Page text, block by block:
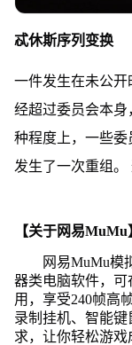
忒休斯序列变换
一件发生在未公
经超过委员会本
种程度上，一些
发生了一次重组。
【关于网易MuMu
网易MuMu模
器类电脑软件，
用，享受240帧高
录制挂机、智能
求，让你轻松游戏